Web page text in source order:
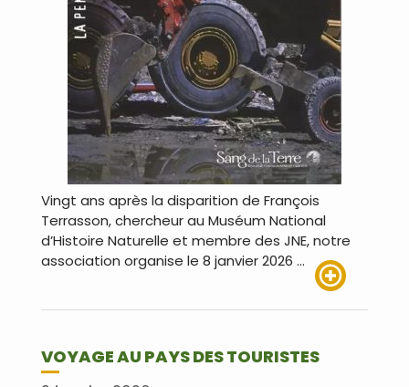
Vingt ans après la disparition de François
Terrasson, chercheur au Muséum National
d’Histoire Naturelle et membre des JNE, notre
association organise le 8 janvier 2026 …
VOYAGE AU PAYS DES TOURISTES